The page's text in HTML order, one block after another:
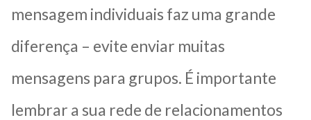
mensagem individuais faz uma grande
diferença – evite enviar muitas
mensagens para grupos. É importante
lembrar a sua rede de relacionamentos